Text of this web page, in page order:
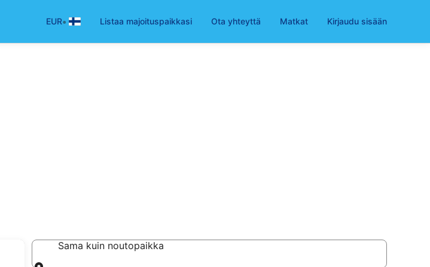
EUR• Listaa majoituspaikkasi Ota yhteyttä Matkat Kirjaudu sisään
Sama kuin noutopaikka